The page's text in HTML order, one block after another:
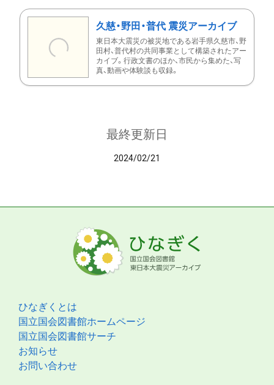
久慈・野田・普代 震災アーカイブ
東日本大震災の被災地である岩手県久慈市、野
田村、普代村の共同事業として構築されたアー
カイブ。行政文書のほか、市民から集めた、写
真、動画や体験談も収録。
最終更新日
2024/02/21
ひなぎくとは
国立国会図書館ホームページ
国立国会図書館サーチ
お知らせ
お問い合わせ